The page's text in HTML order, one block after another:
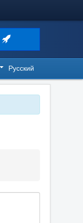
Русский